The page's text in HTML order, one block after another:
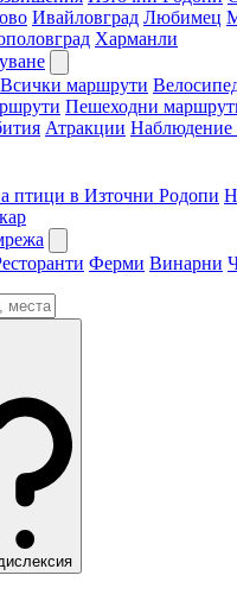
Ивайловград Любимец
Харманли
Всички маршрути
Пешеходни
Атракции Наблюдение
птици в Източни Родопи
Ферми Винарни